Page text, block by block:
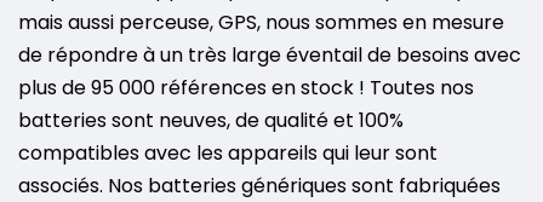
mais aussi perceuse, GPS, nous sommes en mesure
de répondre à un très large éventail de besoins avec
plus de 95 000 références en stock ! Toutes nos
batteries sont neuves, de qualité et 100%
compatibles avec les appareils qui leur sont
associés. Nos batteries génériques sont fabriquées